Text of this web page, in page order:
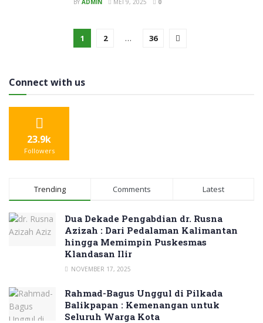
1 2 … 36
Connect with us
23.9k
Followers
Trending Comments Latest
Dua Dekade Pengabdian dr. Rusna
Azizah : Dari Pedalaman Kalimantan
hingga Memimpin Puskesmas
Klandasan Ilir
NOVEMBER 17, 2025
Rahmad-Bagus Unggul di Pilkada
Balikpapan : Kemenangan untuk
Seluruh Warga Kota